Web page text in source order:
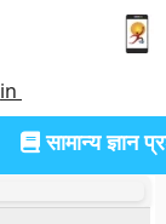
सामान्य ज्ञान